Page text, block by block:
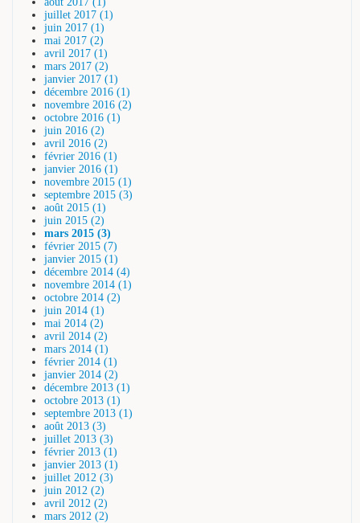
juillet 2017 (1)
juin 2017 (1)
mai 2017 (2)
avril 2017 (1)
mars 2017 (2)
janvier 2017 (1)
décembre 2016 (1)
novembre 2016 (2)
octobre 2016 (1)
juin 2016 (2)
avril 2016 (2)
février 2016 (1)
janvier 2016 (1)
novembre 2015 (1)
septembre 2015 (3)
août 2015 (1)
juin 2015 (2)
mars 2015 (3)
février 2015 (7)
janvier 2015 (1)
décembre 2014 (4)
novembre 2014 (1)
octobre 2014 (2)
juin 2014 (1)
mai 2014 (2)
avril 2014 (2)
mars 2014 (1)
février 2014 (1)
janvier 2014 (2)
décembre 2013 (1)
octobre 2013 (1)
septembre 2013 (1)
août 2013 (3)
juillet 2013 (3)
février 2013 (1)
janvier 2013 (1)
juillet 2012 (3)
juin 2012 (2)
avril 2012 (2)
mars 2012 (2)